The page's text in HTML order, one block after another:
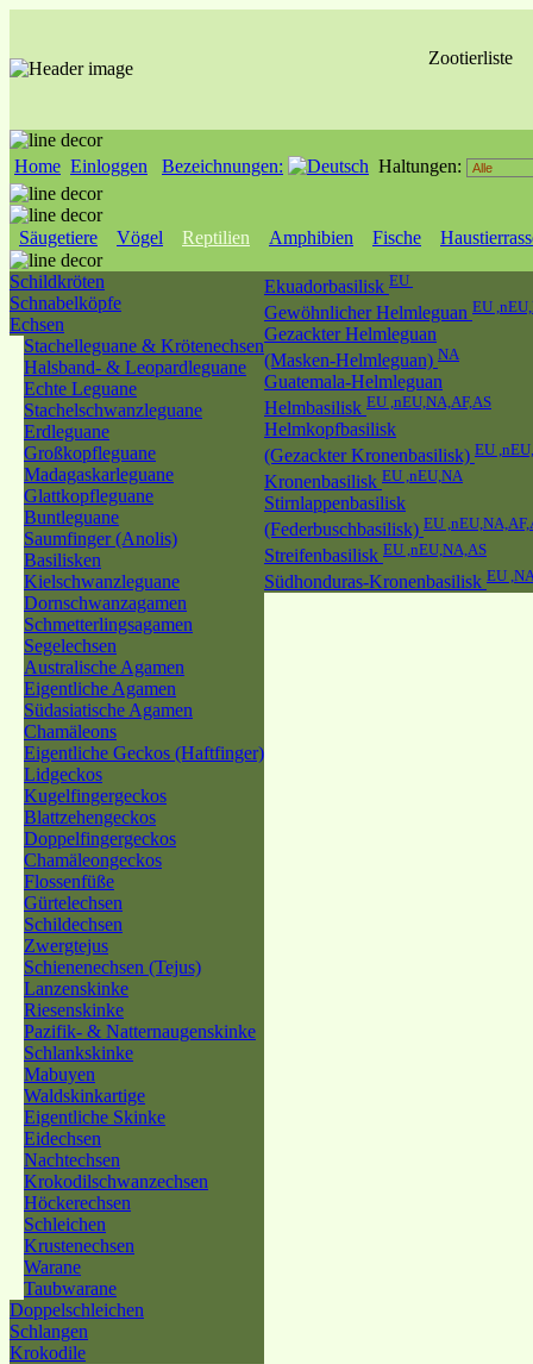
Zootierliste
Home Einloggen Bezeichnungen: Haltungen:
Säugetiere Vögel Reptilien Amphibien Fische
Schildkröten
Schnabelköpfe
Echsen
Stachelleguane & Krötenechsen
Halsband- & Leopardleguane
Echte Leguane
Stachelschwanzleguane
Erdleguane
Großkopfleguane
Madagaskarleguane
Glattkopfleguane
Buntleguane
Saumfinger (Anolis)
Basilisken
Kielschwanzleguane
Dornschwanzagamen
Schmetterlingsagamen
Segelechsen
Australische Agamen
Eigentliche Agamen
Südasiatische Agamen
Chamäleons
Eigentliche Geckos (Haftfinger)
Lidgeckos
Kugelfingergeckos
Blattzehengeckos
Doppelfingergeckos
Chamäleongeckos
Flossenfüße
Gürtelechsen
Schildechsen
Zwergtejus
Schienenechsen (Tejus)
Lanzenskinke
Riesenskinke
Pazifik- & Natternaugenskinke
Schlankskinke
Mabuyen
Waldskinkartige
Eigentliche Skinke
Eidechsen
Nachtechsen
Krokodilschwanzechsen
Höckerechsen
Schleichen
Krustenechsen
Warane
Taubwarane
Doppelschleichen
Schlangen
Krokodile
Ekuadorbasilisk EU
Gewöhnlicher Helmleguan EU
Gezackter Helmleguan
(Masken-Helmleguan) NA
Guatemala-Helmleguan
Helmbasilisk EU ,nEU,NA,AF,AS
Helmkopfbasilisk
(Gezackter Kronenbasilisk) EU
Kronenbasilisk EU ,nEU,NA
Stirnlappenbasilisk
(Federbuschbasilisk) EU
Streifenbasilisk EU ,nEU,NA,AS
Südhonduras-Kronenbasilisk EU